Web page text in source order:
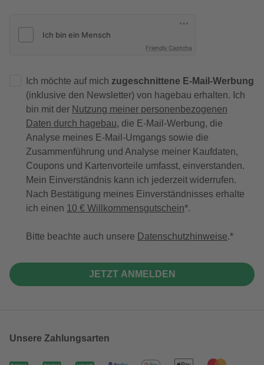
Friendly Captcha
Ich möchte auf mich zugeschnittene E-Mail-Werbung
(inklusive den Newsletter) von hagebau erhalten. Ich
bin mit der Nutzung meiner personenbezogenen
Daten durch hagebau, die E-Mail-Werbung, die
Analyse meines E-Mail-Umgangs sowie die
Zusammenführung und Analyse meiner Kaufdaten,
Coupons und Kartenvorteile umfasst, einverstanden.
Mein Einverständnis kann ich jederzeit widerrufen.
Nach Bestätigung meines Einverständnisses erhalte
ich einen 10 € Willkommensgutschein*.
Bitte beachte auch unsere Datenschutzhinweise.
JETZT ANMELDEN
Unsere Zahlungsarten